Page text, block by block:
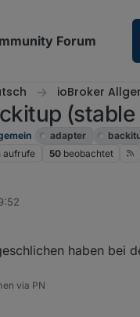
Forum
ioBroker
(stable
adapter
aufrufe 50 beobachtet
haben bei
via PN